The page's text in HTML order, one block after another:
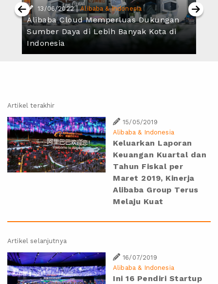
13/06/2022 | Alibaba & Indonesia
Alibaba Cloud Memperluas Dukungan
Sumber Daya di Lebih Banyak Kota di
Indonesia
Artikel terakhir
15/05/2019
Alibaba & Indonesia
Keluarkan Laporan
Keuangan Kuartal dan
Tahun Fiskal per
Maret 2019, Kinerja
Alibaba Group Terus
Melaju Kuat
Artikel selanjutnya
16/07/2019
Alibaba & Indonesia
Ini 16 Pendiri Startup